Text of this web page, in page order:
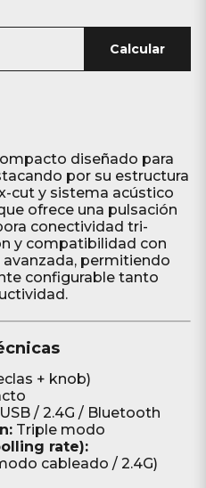
Calcular
diseñado para
por su estructura
cut y sistema acústico
ofrece una pulsación
conectividad tri-
y compatibilidad con
permitiendo
configurable tanto
+ knob)
/ 2.4G / Bluetooth
Triple modo
rate):
cableado / 2.4G)